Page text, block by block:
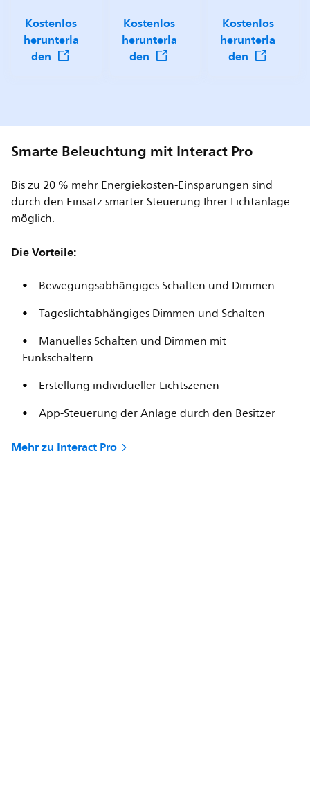
Kostenlos
herunterla
den
Kostenlos
herunterla
den
Kostenlos
herunterla
den
Smarte Beleuchtung mit Interact Pro
Bis zu 20 % mehr Energiekosten-Einsparungen sind
durch den Einsatz smarter Steuerung Ihrer Lichtanlage
möglich.
Die Vorteile:
Bewegungsabhängiges Schalten und Dimmen
Tageslichtabhängiges Dimmen und Schalten
Manuelles Schalten und Dimmen mit
Funkschaltern
Erstellung individueller Lichtszenen
App-Steuerung der Anlage durch den Besitzer
Mehr zu Interact Pro